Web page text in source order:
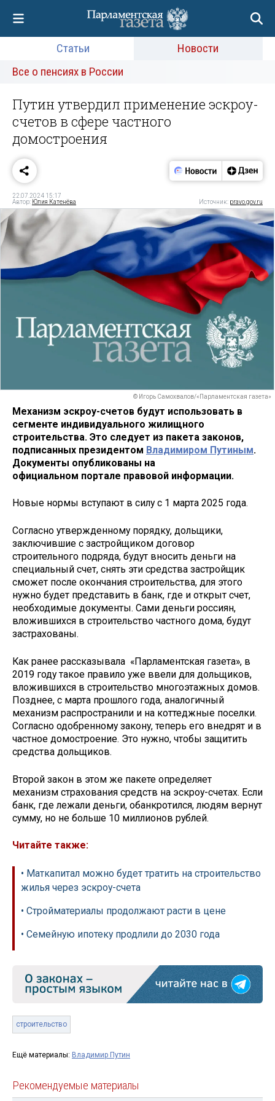
Статьи
Новости
Все о пенсиях в России
Путин утвердил применение эскроу-
счетов в сфере частного
домостроения
22.07.2024 15:17
Автор: Юлия Катенёва Источник: pravo.gov.ru
© Игорь Самохвалов/«Парламентская газета»
Механизм эскроу-счетов будут использовать в
сегменте индивидуального жилищного
строительства. Это следует из пакета законов,
подписанных президентом Владимиром Путиным.
Документы опубликованы на
официальном портале правовой информации.
Новые нормы вступают в силу с 1 марта 2025 года.
Согласно утвержденному порядку, дольщики,
заключившие с застройщиком договор
строительного подряда, будут вносить деньги на
специальный счет, снять эти средства застройщик
сможет после окончания строительства, для этого
нужно будет представить в банк, где и открыт счет,
необходимые документы. Сами деньги россиян,
вложившихся в строительство частного дома, будут
застрахованы.
Как ранее рассказывала «Парламентская газета», в
2019 году такое правило уже ввели для дольщиков,
вложившихся в строительство многоэтажных домов.
Позднее, с марта прошлого года, аналогичный
механизм распространили и на коттеджные поселки.
Согласно одобренному закону, теперь его внедрят и в
частное домостроение. Это нужно, чтобы защитить
средства дольщиков.
Второй закон в этом же пакете определяет
механизм страхования средств на эскроу-счетах. Если
банк, где лежали деньги, обанкротился, людям вернут
сумму, но не больше 10 миллионов рублей.
Читайте также:
• Маткапитал можно будет тратить на строительство
жилья через эскроу-счета
• Стройматериалы продолжают расти в цене
• Семейную ипотеку продлили до 2030 года
строительство
Ещё материалы: Владимир Путин
Рекомендуемые материалы